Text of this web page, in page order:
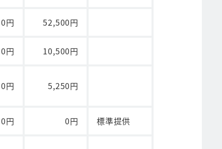
0円 52,500円
0円 10,500円
0円 5,250円
0円 0円 標準提供